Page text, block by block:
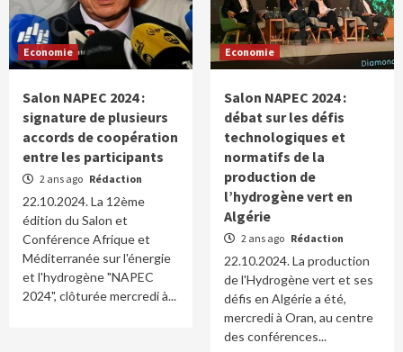
Economie
Salon NAPEC 2024 :
signature de plusieurs
accords de coopération
entre les participants
2 ans ago Rédaction
22.10.2024. La 12ème
édition du Salon et
Conférence Afrique et
Méditerranée sur l'énergie
et l'hydrogène "NAPEC
2024", clôturée mercredi à...
Economie
Salon NAPEC 2024 :
débat sur les défis
technologiques et
normatifs de la
production de
l’hydrogène vert en
Algérie
2 ans ago Rédaction
22.10.2024. La production
de l'Hydrogène vert et ses
défis en Algérie a été,
mercredi à Oran, au centre
des conférences...